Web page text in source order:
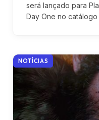
será lançado para
Day One no catálogo
NOTÍCIAS